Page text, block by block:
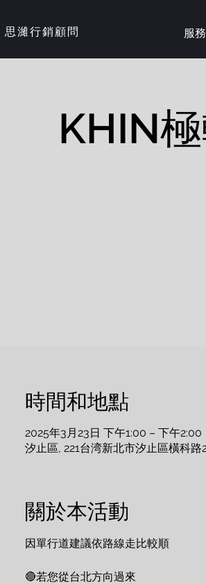
思濰行銷顧問 服
KHIN
時間和地點
2025年3月23日 下午1:00 – 下午2:00
汐止區, 221台湾新北市汐止區橫科路
關於本活動
因單行道建議依路線走比較順
🔴若您從台北方向過來